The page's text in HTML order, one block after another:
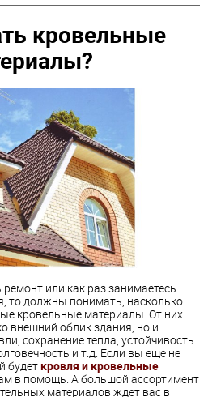
кровельные
или как раз занимаетесь
то должны понимать, насколько
кровельные материалы. От них
внешний облик здания, но и
сохранение тепла, устойчивость
и т.д. Если вы еще не
будеткровля и кровельные
в помощь. А большой ассортимент
материалов ждет вас в